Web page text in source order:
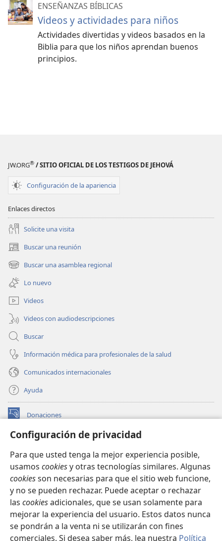
Configuración de privacidad
Para que usted tenga la mejor experiencia posible,
usamos cookiesy otras tecnologías similares. Algunas
cookiesson necesarias para que el sitio web funcione,
y no se pueden rechazar. Puede aceptar o rechazar
las cookiesadicionales, que se usan solamente para
mejorar la experiencia del usuario. Estos datos nunca
se pondrán a la venta ni se utilizarán con fines
comerciales. Si desea saber más, lea nuestra Política
ENSEÑANZAS BÍBLICAS
Videos y actividades para niños
Actividades divertidas y videos basados en la
Biblia para que los niños aprendan buenos
principios.
JW.ORG® / SITIO OFICIAL DE LOS TESTIGOS DE JEHOVÁ
Configuración de la apariencia
Enlaces directos
Solicite una visita
Buscar una reunión
(abre
una
nueva
ventana)
Buscar una asamblea regional
(abre
una
nueva
ventana)
Lo nuevo
Videos
Videos con audiodescripciones
Buscar
Información médica para profesionales de la salud
Comunicados internacionales
Ayuda
Donaciones
(abre
nueva BIBLIOTECA EN LÍNEA Watchtower™
una
nueva
ventana)
JW Hub
(abre
una
nueva
ventana)
JW Library
Watchtower Library